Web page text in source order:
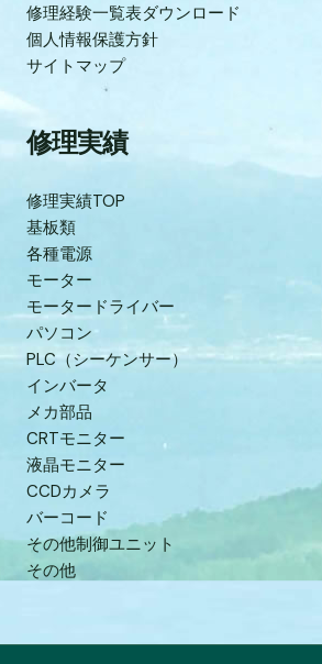
修理経験一覧表ダウンロード
個人情報保護方針
サイトマップ
修理実績
修理実績TOP
基板類
各種電源
モーター
モータードライバー
パソコン
PLC（シーケンサー）
インバータ
メカ部品
CRTモニター
液晶モニター
CCDカメラ
バーコード
その他制御ユニット
その他